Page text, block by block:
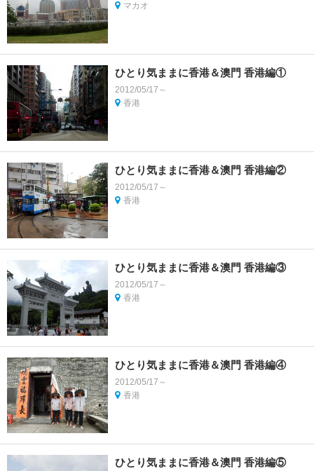
マカオ
ひとり気ままに香港＆澳門 香港編①
2012/05/17～
香港
ひとり気ままに香港＆澳門 香港編②
2012/05/17～
香港
ひとり気ままに香港＆澳門 香港編③
2012/05/17～
香港
ひとり気ままに香港＆澳門 香港編④
2012/05/17～
香港
ひとり気ままに香港＆澳門 香港編⑤